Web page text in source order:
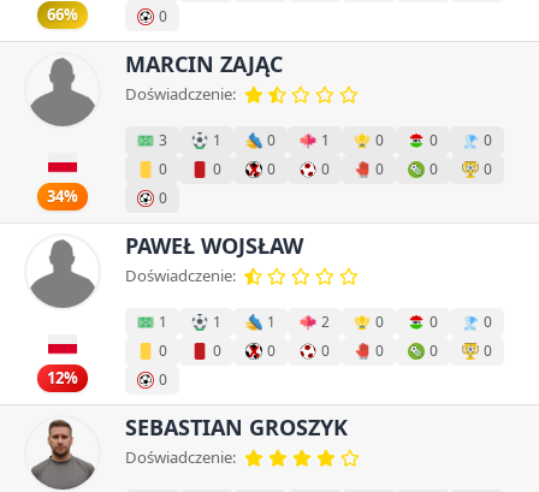
66%
0
34%
MARCIN ZAJĄC
Doświadczenie:
3 1 0 1 0 0
0
0
0 0 0 0 0
0
0
12%
PAWEŁ WOJSŁAW
Doświadczenie:
1 1 1 2 0 0
0
0
0 0 0 0 0
0
0
SEBASTIAN GROSZYK
Doświadczenie: